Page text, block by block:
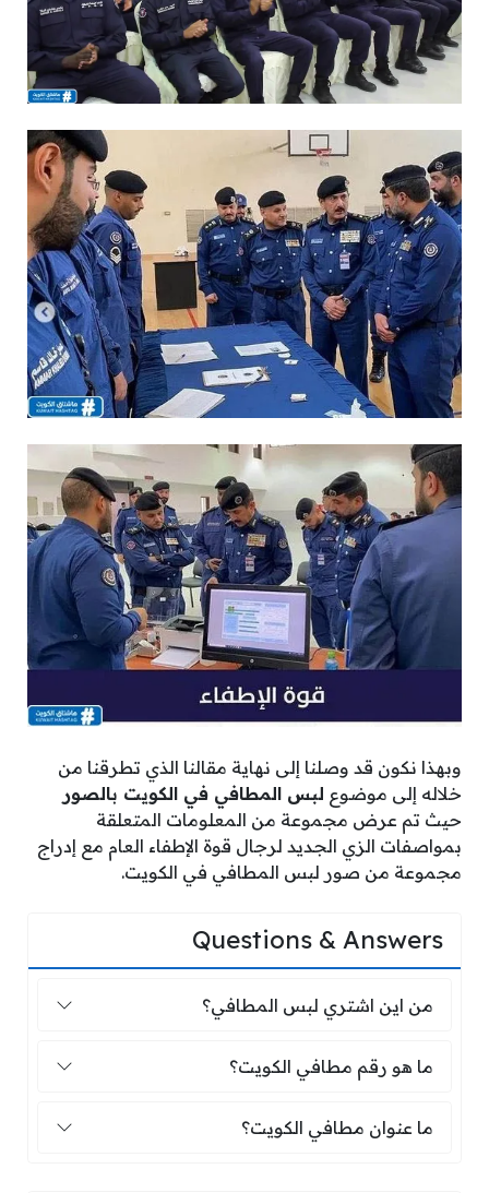
وبهذا نكون قد وصلنا إلى نهاية مقالنا الذي تطرقنا من
خلاله إلى موضوع لبس المطافي في الكويت بالصور
حيث تم عرض مجموعة من المعلومات المتعلقة
بمواصفات الزي الجديد لرجال قوة الإطفاء العام مع إدراج
مجموعة من صور لبس المطافي في الكويت.
Questions & Answers
من اين اشتري لبس المطافي؟
من اين اشتري لبس المطافي؟
ما هو رقم مطافي الكويت؟
ما هو رقم مطافي الكويت؟
ما عنوان مطافي الكويت؟
ما عنوان مطافي الكويت؟